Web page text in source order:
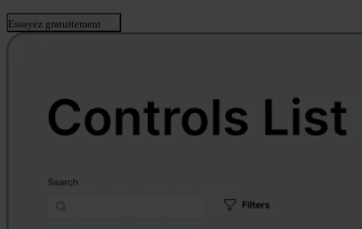
Essayez gratuitement